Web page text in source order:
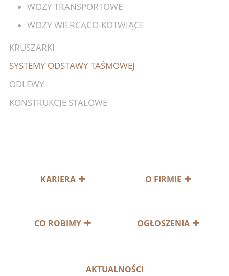
WOZY TRANSPORTOWE
WOZY WIERCĄCO-KOTWIĄCE
KRUSZARKI
SYSTEMY ODSTAWY TAŚMOWEJ
ODLEWY
KONSTRUKCJE STALOWE
KARIERA O FIRMIE
CO ROBIMY OGŁOSZENIA
AKTUALNOŚCI